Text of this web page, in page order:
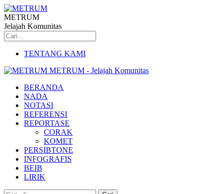
METRUM
Jelajah Komunitas
TENTANG KAMI
METRUM - Jelajah Komunitas
BERANDA
NADA
NOTASI
REFERENSI
REPORTASE
CORAK
KOMET
PERSIBTONE
INFOGRAFIS
BEIB
LIRIK